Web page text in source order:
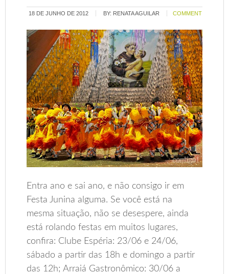
18 DE JUNHO DE 2012 BY: RENATA AGUILAR COMMENT
Entra ano e sai ano, e não consigo ir em
Festa Junina alguma. Se você está na
mesma situação, não se desespere, ainda
está rolando festas em muitos lugares,
confira: Clube Espéria: 23/06 e 24/06,
sábado a partir das 18h e domingo a partir
das 12h; Arraiá Gastronômico: 30/06 a